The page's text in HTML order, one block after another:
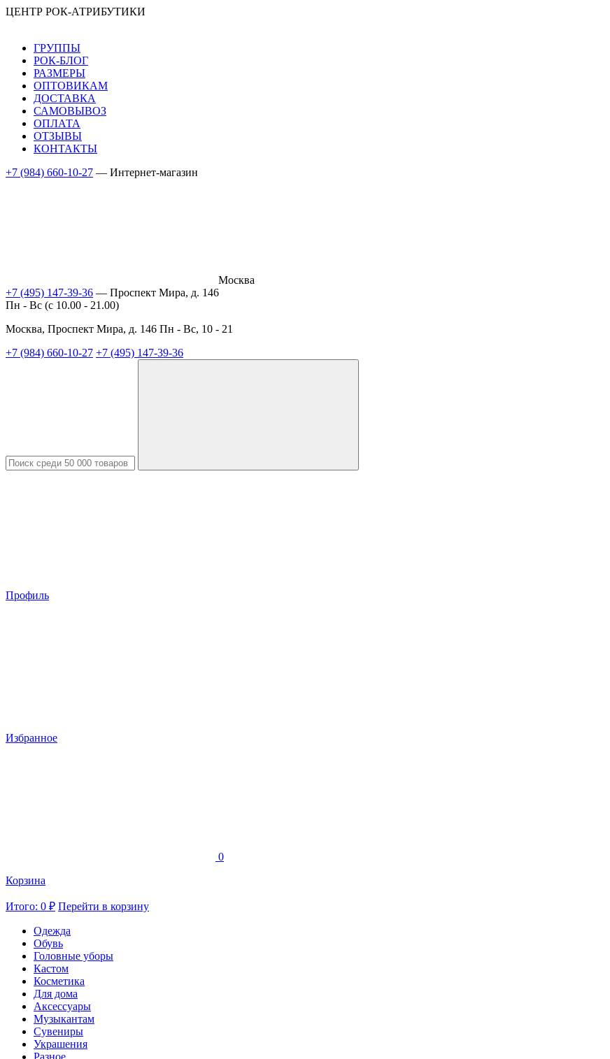
ЦЕНТР РОК-АТРИБУТИКИ
ГРУППЫ
РОК-БЛОГ
РАЗМЕРЫ
ОПТОВИКАМ
ДОСТАВКА
САМОВЫВОЗ
ОПЛАТА
ОТЗЫВЫ
КОНТАКТЫ
+7 (984) 660-10-27 — Интернет-магазин
Москва
+7 (495) 147-39-36 — Проспект Мира, д. 146
Пн - Вс (c 10.00 - 21.00)
Москва, Проспект Мира, д. 146 Пн - Вс, 10 - 21
+7 (984) 660-10-27 +7 (495) 147-39-36
Профиль
Избранное
0
Корзина
Итого: 0 ₽ Перейти в корзину
Одежда
Обувь
Головные уборы
Кастом
Косметика
Для дома
Аксессуары
Музыкантам
Сувениры
Украшения
Разное